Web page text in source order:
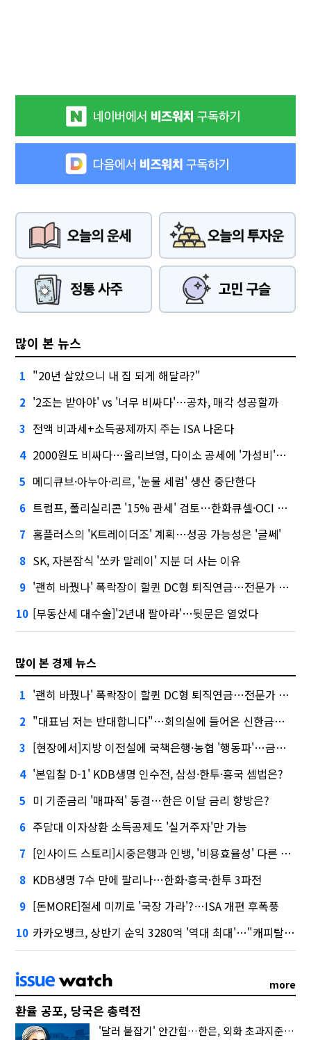
많이 본 뉴스
1 "20년 살았으니 내 집 되게 해달라?"
2 '2조는 받아야' vs '너무 비싸다'…공차, 매각 성공할까
3 전액 비과세+소득공제까지 주는 ISA 나온다
4 2000원도 비싸다…올리브영, 다이소 공세에 '가성비'로 맞불
5 메디큐브·아누아·리르, '눈물 세럼' 생산 중단한다
6 트럼프, 폴리실리콘 '15% 관세' 검토…한화큐셀·OCI 영향은?
7 홈플러스의 'K트레이더조' 계획…성공 가능성은 '글쎄'
8 SK, 자본잠식 '쏘카 말레이' 지분 더 사는 이유
9 '괜히 바꿨나' 폭락장이 할퀸 DC형 퇴직연금…전문가 조언은
10 [부동산세 대수술]'2년내 팔아라'…뒷문은 열었다
많이 본 경제 뉴스
1 '괜히 바꿨나' 폭락장이 할퀸 DC형 퇴직연금…전문가 조언은
2 "대표님 저는 반대합니다"…회의실에 들어온 신한금융 AI
3 [현장에서]지방 이전설에 국책은행·농협 '행동파'…금감원 '신중모드'
4 '본입찰 D-1' KDB생명 인수전, 삼성·한투·흥국 셈법은?
5 미 기준금리 '매파적' 동결…한은 이달 금리 향방은?
6 주담대 이자상환 소득공제도 '실거주자'만 가능
7 [인사이드 스토리]시중은행과 인뱅, '비용효율성' 다른 잣대 왜?
8 KDB생명 7수 만에 팔리나…한화·흥국·한투 3파전
9 [돈MORE]절세 미끼로 '국장 가라'?…ISA 개편 후폭풍
10 카카오뱅크, 상반기 순익 3280억 '역대 최대'…"캐피탈, 자산 1조원 이상"
more
환율 공포, 당국은 총력전
'달러 붙잡기' 안간힘…한은, 외화 초과지준에 이자 6개월 더